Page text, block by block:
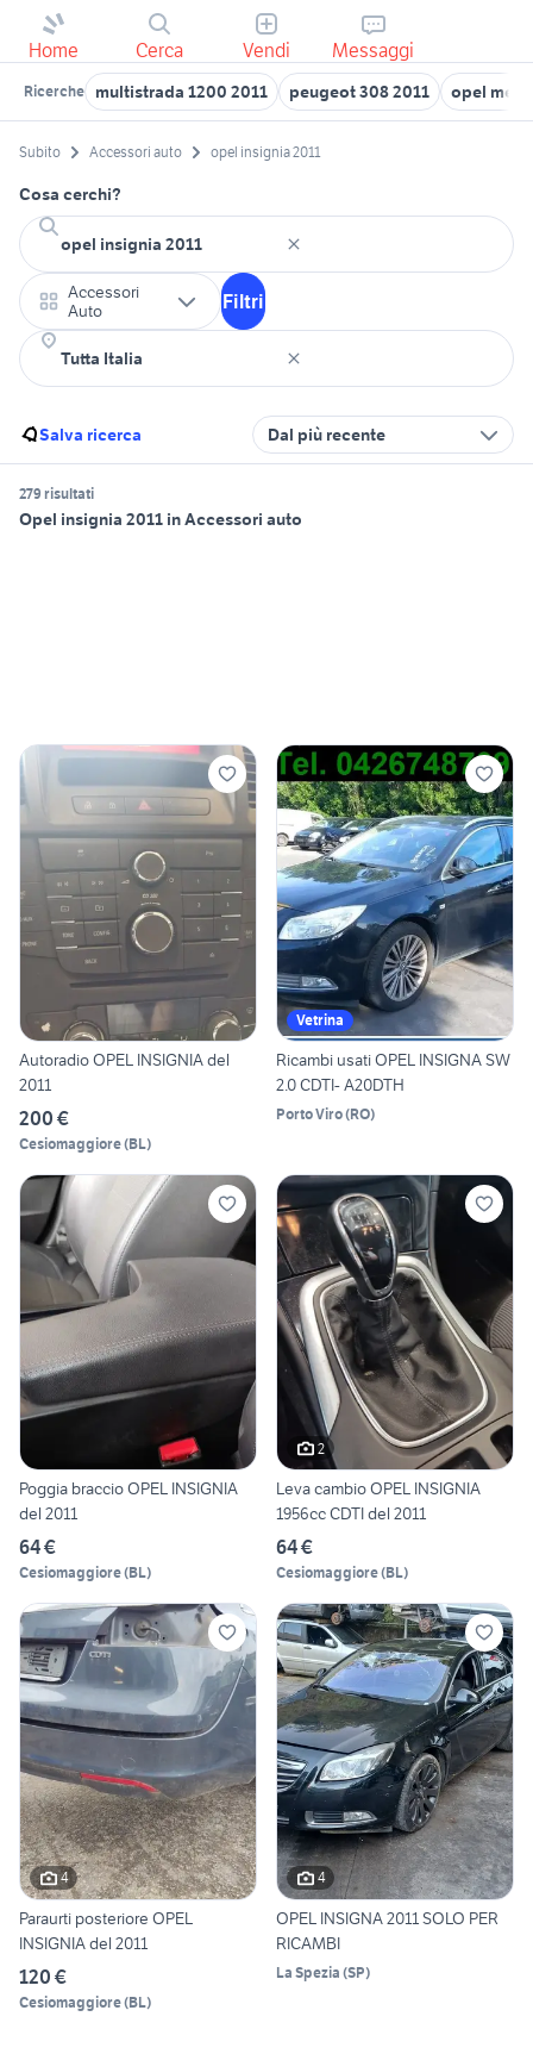
Home Cerca Vendi Messaggi
Ricerche multistrada 1200 2011 peugeot 308 2011 opel
Subito Accessori auto opel insignia 2011
Cosa cerchi?
Accessori
Auto
Filtri
Salva ricerca Dal più recente
279 risultati
Opel insignia 2011 in Accessori auto
Autoradio OPEL INSIGNIA del
2011
200 €
Cesiomaggiore(BL)
Vetrina
Ricambi usati OPEL INSIGNA SW
2.0 CDTI- A20DTH
Porto Viro(RO)
Poggia braccio OPEL INSIGNIA
del 2011
64 €
Cesiomaggiore(BL)
2
Leva cambio OPEL INSIGNIA
1956cc CDTI del 2011
64 €
Cesiomaggiore(BL)
4
Paraurti posteriore OPEL
INSIGNIA del 2011
120 €
Cesiomaggiore(BL)
4
OPEL INSIGNA 2011 SOLO PER
RICAMBI
La Spezia (SP)